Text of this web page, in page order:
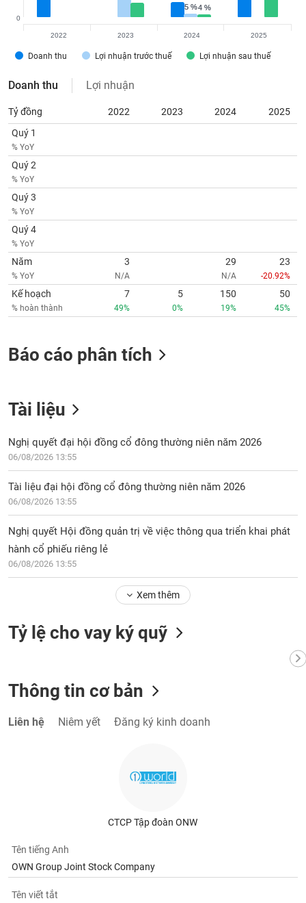
5 %
5 %4 %
4 %
Doanh thu Lợi nhuận trước thuế Lợi nhuận sau thuế
0
2022 2023 2024 2025
Doanh thu Lợi nhuận
Tỷ đồng 2022 2023 2024
2025
Quý 1
% YoY
Quý 2
% YoY
Quý 3
% YoY
Quý 4
% YoY
Năm
% YoY
3
N/A
29
N/A
23
-20.92%
Kế hoạch
% hoàn thành
7
49%
5
0%
150
19%
50
45%
Báo cáo phân tích
Tài liệu
Nghị quyết đại hội đồng cổ đông thường niên năm 2026
06/08/2026 13:55
Tài liệu đại hội đồng cổ đông thường niên năm 2026
06/08/2026 13:55
Nghị quyết Hội đồng quản trị về việc thông qua triển khai phát
hành cổ phiếu riêng lẻ
06/08/2026 13:55
Xem thêm
Tỷ lệ cho vay ký quỹ
Thông tin cơ bản
Liên hệ Niêm yết Đăng ký kinh doanh
CTCP Tập đoàn ONW
Tên tiếng Anh
OWN Group Joint Stock Company
Tên viết tắt
Lãnh
đạo
Tin
tức
(-)
Bài
viết
của
tác
giả
(-)
Báo
cáo
phân
tích
(-)
Thuật
vụ
(-)
Đào
tạo
Sách
đầu
Dữ
liệu